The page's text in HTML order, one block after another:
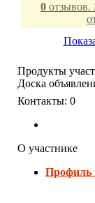
0
Продукты
Доска
Контакты: 0
О участнике
Профиль